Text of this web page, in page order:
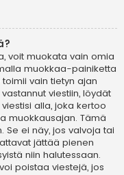
voit muokata vain omia
muokkaa-painiketta
vain tietyn ajan
viestiin, löydät
alla, joka kertoo
muokkausajan. Tämä
Se ei näy, jos valvoja tai
jättää pienen
niin halutessaan.
poistaa viestejä, jos